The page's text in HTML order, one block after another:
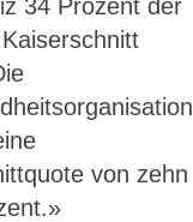
34 Prozent der
von zehn